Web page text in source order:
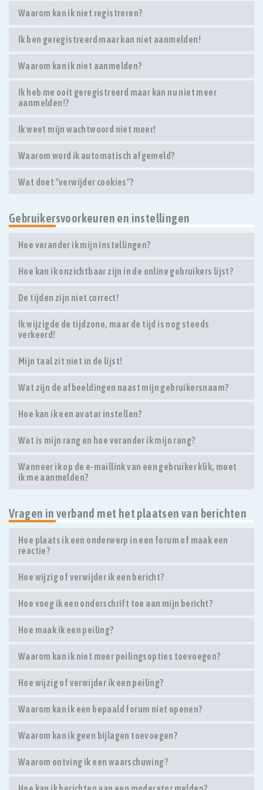
Waarom kan ik niet registreren?
Ik ben geregistreerd maar kan niet aanmelden!
Waarom kan ik niet aanmelden?
Ik heb me ooit geregistreerd maar kan nu niet meer
aanmelden!?
Ik weet mijn wachtwoord niet meer!
Waarom word ik automatisch afgemeld?
Wat doet "verwijder cookies"?
Gebruikersvoorkeuren en instellingen
Hoe verander ik mijn instellingen?
Hoe kan ik onzichtbaar zijn in de online gebruikers lijst?
De tijden zijn niet correct!
Ik wijzigde de tijdzone, maar de tijd is nog steeds
verkeerd!
Mijn taal zit niet in de lijst!
Wat zijn de afbeeldingen naast mijn gebruikersnaam?
Hoe kan ik een avatar instellen?
Wat is mijn rang en hoe verander ik mijn rang?
Wanneer ik op de e-maillink van een gebruiker klik, moet
ik me aanmelden?
Vragen in verband met het plaatsen van berichten
Hoe plaats ik een onderwerp in een forum of maak een
reactie?
Hoe wijzig of verwijder ik een bericht?
Hoe voeg ik een onderschrift toe aan mijn bericht?
Hoe maak ik een peiling?
Waarom kan ik niet meer peilingsopties toevoegen?
Hoe wijzig of verwijder ik een peiling?
Waarom kan ik een bepaald forum niet openen?
Waarom kan ik geen bijlagen toevoegen?
Waarom ontving ik een waarschuwing?